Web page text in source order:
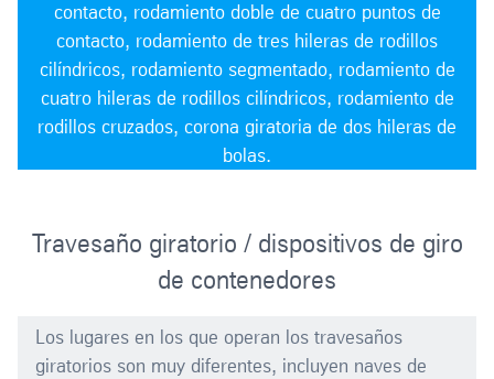
contacto, rodamiento doble de cuatro puntos de
contacto, rodamiento de tres hileras de rodillos
cilíndricos, rodamiento segmentado, rodamiento de
cuatro hileras de rodillos cilíndricos, rodamiento de
rodillos cruzados, corona giratoria de dos hileras de
bolas.
Travesaño giratorio / dispositivos de giro
de contenedores
Los lugares en los que operan los travesaños
giratorios son muy diferentes, incluyen naves de